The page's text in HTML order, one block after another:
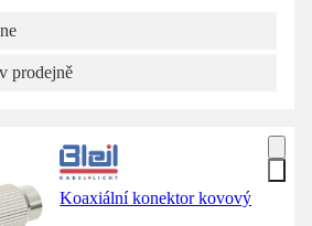
prodejně
Koaxiální konektor kovový